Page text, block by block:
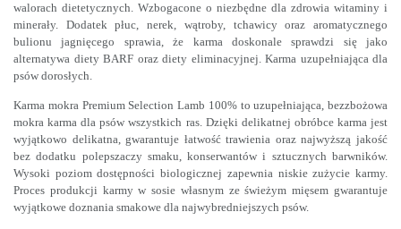
walorach dietetycznych. Wzbogacone o niezbędne dla zdrowia witaminy i
minerały. Dodatek płuc, nerek, wątroby, tchawicy oraz aromatycznego
bulionu jagnięcego sprawia, że karma doskonale sprawdzi się jako
alternatywa diety BARF oraz diety eliminacyjnej. Karma uzupełniająca dla
psów dorosłych.
Karma mokra Premium Selection Lamb 100% to uzupełniająca, bezzbożowa
mokra karma dla psów wszystkich ras. Dzięki delikatnej obróbce karma jest
wyjątkowo delikatna, gwarantuje łatwość trawienia oraz najwyższą jakość
bez dodatku polepszaczy smaku, konserwantów i sztucznych barwników.
Wysoki poziom dostępności biologicznej zapewnia niskie zużycie karmy.
Proces produkcji karmy w sosie własnym ze świeżym mięsem gwarantuje
wyjątkowe doznania smakowe dla najwybredniejszych psów.